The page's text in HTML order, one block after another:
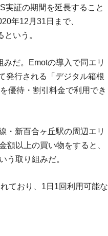
実証の期間を延長すること
年12月31日まで、
いう。
みだ。Emotの導入で同エリ
発行される「デジタル箱根
優待・割引料金で利用でき
・新百合ヶ丘駅の周辺エリ
額以上の買い物をすると、
う取り組みだ。
ており、1日1回利用可能な